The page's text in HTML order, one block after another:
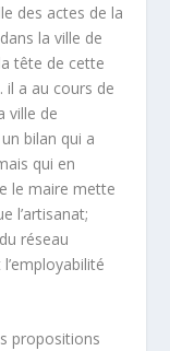
des actes de la
la ville de
tête de cette
il a au cours de
ville de
bilan qui a
qui en
le maire mette
l’artisanat;
réseau
propositions